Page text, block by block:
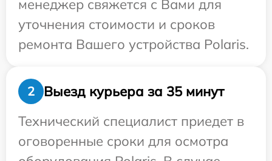
менеджер свяжется с Вами для
уточнения стоимости и сроков
ремонта Вашего устройства Polaris.
2
Выезд курьера за 35 минут
Технический специалист приедет в
оговоренные сроки для осмотра